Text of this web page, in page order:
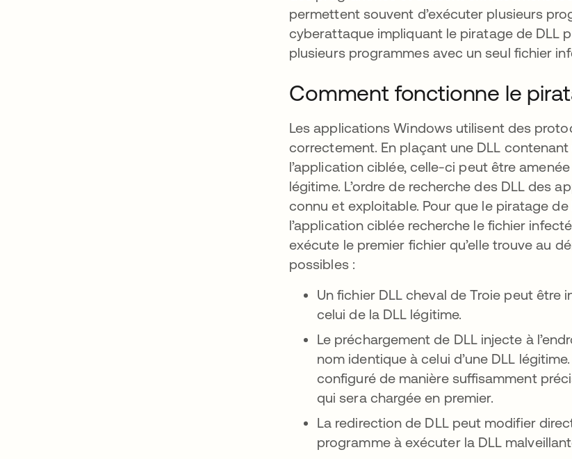
permettent souvent d’exécuter plusieurs
cyberattaque impliquant le piratage de
plusieurs programmes avec un seul fichier
Comment fonctionne le
Les applications Windows utilisent des
correctement. En plaçant une DLL
l’application ciblée, celle-ci peut être
légitime. L’ordre de recherche des DLL des
connu et exploitable. Pour que le piratage
l’application ciblée recherche le fichier
exécute le premier fichier qu’elle trouve au
possibles :
Un fichier DLL cheval de Troie peut
celui de la DLL légitime.
Le préchargement de DLL injecte à
nom identique à celui d’une DLL
configuré de manière suffisamment
qui sera chargée en premier.
La redirection de DLL peut modifier
programme à exécuter la DLL